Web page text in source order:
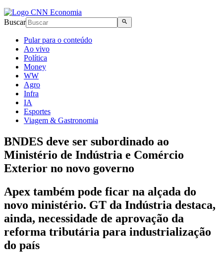
Buscar
Pular para o conteúdo
Ao vivo
Política
Money
WW
Agro
Infra
IA
Esportes
Viagem & Gastronomia
BNDES deve ser subordinado ao
Ministério de Indústria e Comércio
Exterior no novo governo
Apex também pode ficar na alçada do
novo ministério. GT da Indústria destaca,
ainda, necessidade de aprovação da
reforma tributária para industrialização
do país